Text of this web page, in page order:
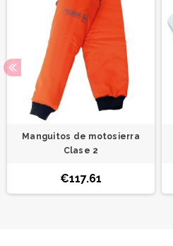
Manguitos de motosierra
Clase 2
€117.61